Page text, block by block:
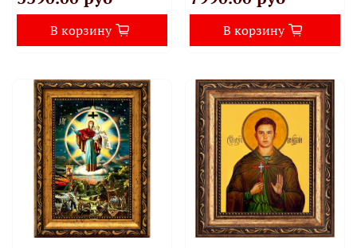
В корзину В корзину